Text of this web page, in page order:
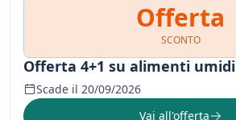
Offerta
SCONTO
Offerta 4+1 su alimenti umidi
Scade il 20/09/2026
Vai all'offerta